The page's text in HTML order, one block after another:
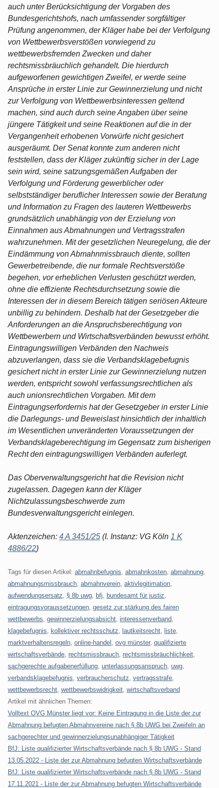
auch unter Berücksichtigung der Vorgaben des
Bundesgerichtshofs, nach umfassender sorgfältiger
Prüfung angenommen, der Kläger habe bei der Verfolgung
von Wettbewerbsverstößen vorwiegend zu
wettbewerbsfremden Zwecken und daher
rechtsmissbräuchlich gehandelt. Die hierdurch
aufgeworfenen gewichtigen Zweifel, er werde seine
Ansprüche in erster Linie zur Gewinnerzielung und nicht
zur Verfolgung von Wettbewerbsinteressen geltend
machen, sind auch durch seine Angaben über seine
jüngere Tätigkeit und seine Reaktionen auf die in der
Vergangenheit erhobenen Vorwürfe nicht gesichert
ausgeräumt. Der Senat konnte zum anderen nicht
feststellen, dass der Kläger zukünftig sicher in der Lage
sein wird, seine satzungsgemäßen Aufgaben der
Verfolgung und Förderung gewerblicher oder
selbstständiger beruflicher Interessen sowie der Beratung
und Information zu Fragen des lauteren Wettbewerbs
grundsätzlich unabhängig von der Erzielung von
Einnahmen aus Abmahnungen und Vertragsstrafen
wahrzunehmen. Mit der gesetzlichen Neuregelung, die der
Eindämmung von Abmahnmissbrauch diente, sollten
Gewerbetreibende, die nur formale Rechtsverstöße
begehen, vor erheblichen Verlusten geschützt werden,
ohne die effiziente Rechtsdurchsetzung sowie die
Interessen der in diesem Bereich tätigen seriösen Akteure
unbillig zu behindern. Deshalb hat der Gesetzgeber die
Anforderungen an die Anspruchsberechtigung von
Wettbewerbern und Wirtschaftsverbänden bewusst erhöht.
Eintragungswilligen Verbänden den Nachweis
abzuverlangen, dass sie die Verbandsklagebefugnis
gesichert nicht in erster Linie zur Gewinnerzielung nutzen
werden, entspricht sowohl verfassungsrechtlichen als
auch unionsrechtlichen Vorgaben. Mit dem
Eintragungserfordernis hat der Gesetzgeber in erster Linie
die Darlegungs- und Beweislast hinsichtlich der inhaltlich
im Wesentlichen unveränderten Voraussetzungen der
Verbandsklageberechtigung im Gegensatz zum bisherigen
Recht den eintragungswilligen Verbänden auferlegt.
Das Oberverwaltungsgericht hat die Revision nicht
zugelassen. Dagegen kann der Kläger
Nichtzulassungsbeschwerde zum
Bundesverwaltungsgericht einlegen.
Aktenzeichen: 4 A 3451/25 (I. Instanz: VG Köln 1 K
4886/22)
Tags für diesen Artikel: abmahnbefugnis abmahnkosten abmahnung
abmahnungsmissbrauch abmahnverein aktivlegitimation
aufwendungsersatz
§ 8b uwg bfj bundesamt für justiz
eintragungsvoraussetzungen gesetz zur stärkung des fairen
wettbewerbs gewinnerzielungsabsicht interessenverband
klagebefugnis
kollektiver rechtsschutz lautkeitsrecht liste
marktverhaltensregeln online-handel ovg münster, qualifizierte
wirtschaftsverbände rechtsmissbrauch rechtsmissbräuchlichkeit
sachgerechte aufgabenerfüllung unterlassungsanspruch uwg
verbandsklagebefugnis verbraucherschutz vertragsstrafe
wettbewerbsrecht wettbewerbswidrigkeit wirtschaftsverband
Artikel mit ähnlichen Themen:
Volltext OVG Münster liegt vor: Keine Eintragung in die Liste der zur
Abmahnung befugten Abmahnvereine nach § 8b UWG bei Zweifeln an
sachgerechter und gewinnerzielungsunabhängiger Tätigkeit
BfJ: Liste qualifizierter Wirtschaftsverbände nach § 8b UWG - Stand
13.05.2022 - Liste der zur Abmahnung befugten Wirtschaftsverbände
BfJ: Liste qualifizierter Wirtschaftsverbände nach § 8b UWG - Stand
17.11.2021 - Liste der zur Abmahnung befugten Wirtschaftsverbände